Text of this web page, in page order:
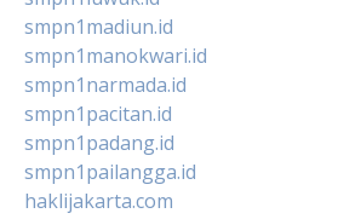
smpn1madiun.id
smpn1manokwari.id
smpn1narmada.id
smpn1pacitan.id
smpn1padang.id
smpn1pailangga.id
haklijakarta.com